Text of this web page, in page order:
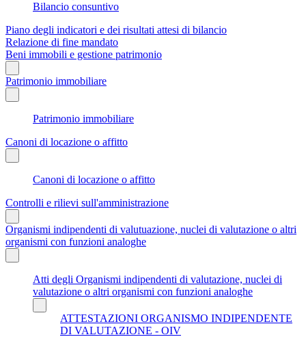
Bilancio consuntivo
Piano degli indicatori e dei risultati attesi di bilancio
Relazione di fine mandato
Beni immobili e gestione patrimonio
Patrimonio immobiliare
Patrimonio immobiliare
Canoni di locazione o affitto
Canoni di locazione o affitto
Controlli e rilievi sull'amministrazione
Organismi indipendenti di valutuazione, nuclei di valutazione o altri
organismi con funzioni analoghe
Atti degli Organismi indipendenti di valutazione, nuclei di
valutazione o altri organismi con funzioni analoghe
ATTESTAZIONI ORGANISMO INDIPENDENTE
DI VALUTAZIONE - OIV